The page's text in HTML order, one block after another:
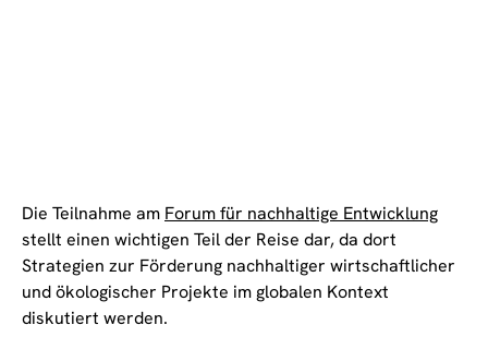
Die Teilnahme am Forum für nachhaltige Entwicklung
stellt einen wichtigen Teil der Reise dar, da dort
Strategien zur Förderung nachhaltiger wirtschaftlicher
und ökologischer Projekte im globalen Kontext
diskutiert werden.